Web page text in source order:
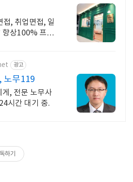
, 취업면접, 일
향상100% 프로
광고
노무119
게, 전문 노무사
시간 대기 중.
하기